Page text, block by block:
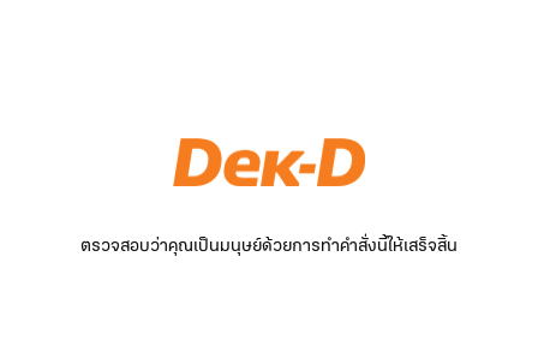
ตรวจสอบว่าคุณเป็นมนุษย์ด้วยการทำคำสั่งนี้ให้เสร็จสิ้น